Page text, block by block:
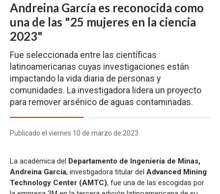
Andreina García es reconocida como
una de las "25 mujeres en la ciencia
2023"
Fue seleccionada entre las científicas
latinoamericanas cuyas investigaciones están
impactando la vida diaria de personas y
comunidades. La investigadora lidera un proyecto
para remover arsénico de aguas contaminadas.
Publicado el viernes 10 de marzo de 2023
La académica del Departamento de Ingeniería de Minas,
Andreina García, investigadora titular del Advanced Mining
Technology Center (AMTC), fue una de las escogidas por